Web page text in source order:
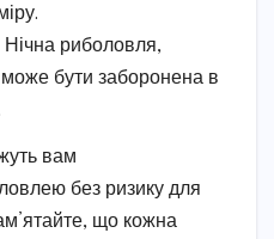
Нічна риболовля,
бути заборонена в
вам
без ризику для
що кожна